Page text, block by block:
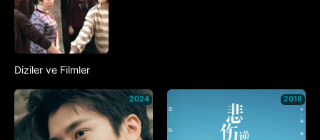
Diziler ve Filmler
2024 2018